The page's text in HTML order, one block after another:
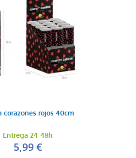
corazones rojos 40cm
Entrega 24-48h
5,99 €